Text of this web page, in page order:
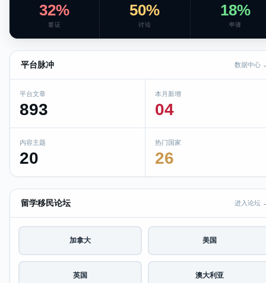
32%
签证
50%
讨论
18%
申请
平台脉冲 数据中心
平台文章
893
本月新增
04
内容主题
20
热门国家
26
留学移民论坛 进入论坛
加拿大 美国
英国 澳大利亚